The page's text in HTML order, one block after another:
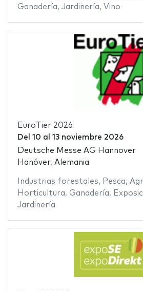
Ganadería, Jardinería, Vino
EuroTier 2026
Del 10 al 13 noviembre 2026
Deutsche Messe AG Hannover
Hanóver, Alemania
Industrias forestales, Pesca,
Horticultura, Ganadería,
Jardinería